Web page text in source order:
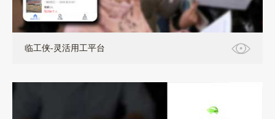
临工侠-灵活用工平台